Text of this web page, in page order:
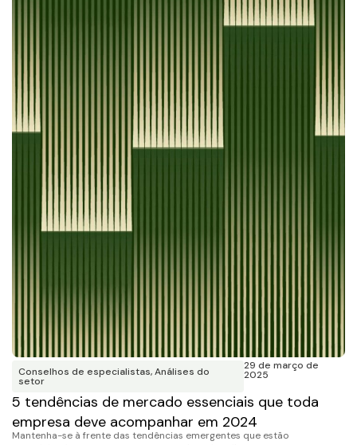
Conselhos de especialistas,Análises do
setor
29 de março de
2025
5 tendências de mercado essenciais que toda
empresa deve acompanhar em 2024
Mantenha-se à frente das tendências emergentes que estão